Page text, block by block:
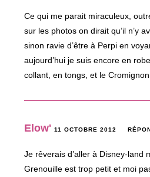
Ce qui me parait miraculeux,
sur les photos on dirait qu’il n’y
sinon ravie d’être à Perpi en
aujourd’hui je suis encore en
collant, en tongs, et le
Elow' 11 OCTOBRE 2012
Je rêverais d’aller à Disney-land
Grenouille est trop petit et moi